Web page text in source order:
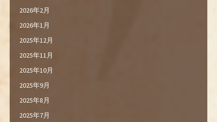
2026年2月
2026年1月
2025年12月
2025年11月
2025年10月
2025年9月
2025年8月
2025年7月